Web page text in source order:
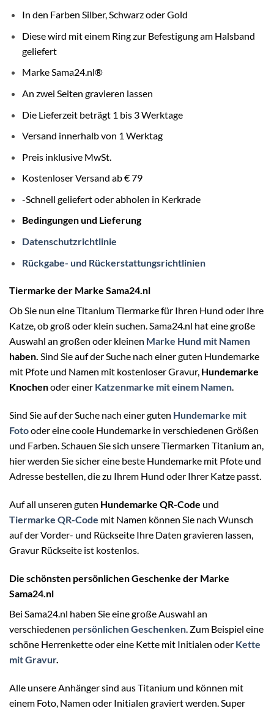
In den Farben Silber, Schwarz oder Gold
Diese wird mit einem Ring zur Befestigung am Halsband
geliefert
Marke Sama24.nl®
An zwei Seiten gravieren lassen
Die Lieferzeit beträgt 1 bis 3 Werktage
Versand innerhalb von 1 Werktag
Preis inklusive MwSt.
Kostenloser Versand ab € 79
-Schnell geliefert oder abholen in Kerkrade
Bedingungen und Lieferung
Datenschutzrichtlinie
Rückgabe- und Rückerstattungsrichtlinien
Tiermarke der Marke Sama24.nl
Ob Sie nun eine Titanium Tiermarke für Ihren Hund oder Ihre
Katze, ob groß oder klein suchen. Sama24.nl hat eine große
Auswahl an großen oder kleinen Marke Hund mit Namen
haben. Sind Sie auf der Suche nach einer guten Hundemarke
mit Pfote und Namen mit kostenloser Gravur, Hundemarke
Knochenoder einer Katzenmarke mit einem Namen.
Sind Sie auf der Suche nach einer guten Hundemarke mit
Fotooder eine coole Hundemarke in verschiedenen Größen
und Farben. Schauen Sie sich unsere Tiermarken Titanium an,
hier werden Sie sicher eine beste Hundemarke mit Pfote und
Adresse bestellen, die zu Ihrem Hund oder Ihrer Katze passt.
Auf all unseren guten Hundemarke QR-Code und
Tiermarke QR-Code mit Namen können Sie nach Wunsch
auf der Vorder- und Rückseite Ihre Daten gravieren lassen,
Gravur Rückseite ist kostenlos.
Die schönsten persönlichen Geschenke der Marke
Sama24.nl
Bei Sama24.nl haben Sie eine große Auswahl an
verschiedenen persönlichen Geschenken. Zum Beispiel eine
schöne Herrenkette oder eine Kette mit Initialen oder Kette
mit Gravur.
Alle unsere Anhänger sind aus Titanium und können mit
einem Foto, Namen oder Initialen graviert werden. Super